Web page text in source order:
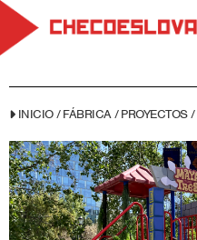
INICIO / FÁBRICA / PROYECTOS /